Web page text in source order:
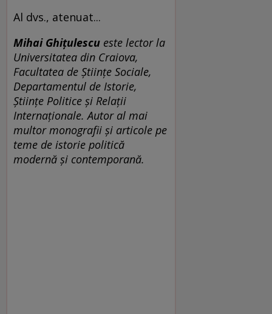
Al dvs., atenuat...
Mihai Ghițulescu este lector la
Universitatea din Craiova,
Facultatea de Științe Sociale,
Departamentul de Istorie,
Științe Politice și Relații
Internaționale. Autor al mai
multor monografii și articole pe
teme de istorie politică
modernă şi contemporană.